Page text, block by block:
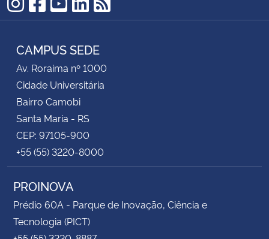
Instagram
Facebook
YouTube
LinkedIn
RSS
CAMPUS SEDE
Av. Roraima nº 1000
Cidade Universitária
Bairro Camobi
Santa Maria - RS
CEP: 97105-900
+55 (55) 3220-8000
PROINOVA
Prédio 60A - Parque de Inovação, Ciência e
Tecnologia (PICT)